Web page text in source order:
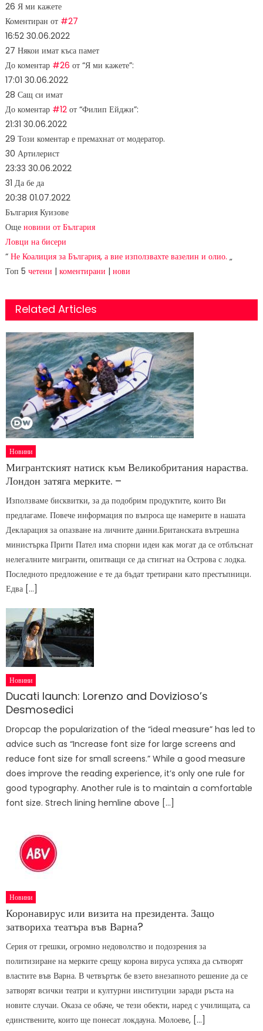
26 Я ми кажете
Коментиран от #27
16:52 30.06.2022
27 Някои имат къса памет
До коментар #26 от “Я ми кажете”:
17:01 30.06.2022
28 Сащ си имат
До коментар #12от “Филип Ейджи”:
21:31 30.06.2022
29 Този коментар е премахнат от модератор.
30 Артилерист
23:33 30.06.2022
31 Да бе да
20:38 01.07.2022
България Куизове
Още новини от България
Ловци на бисери
“ Не Коалиция за България, а вие използвахте вазелин и олио. „
Топ 5 четени | коментирани | нови
Related Articles
Новини
Мигрантският натиск към Великобритания нараства.
Лондон затяга мерките. –
Използваме бисквитки, за да подобрим продуктите, които Ви
предлагаме. Повече информация по въпроса ще намерите в нашата
Декларация за опазване на личните данни.Британската вътрешна
министърка Прити Пател има спорни идеи как могат да се отблъснат
нелегалните мигранти, опитващи се да стигнат на Острова с лодка.
Последното предложение е те да бъдат третирани като престъпници.
Едва […]
Новини
Ducati launch: Lorenzo and Dovizioso’s
Desmosedici
Dropcap the popularization of the “ideal measure” has led to
advice such as “Increase font size for large screens and
reduce font size for small screens.” While a good measure
does improve the reading experience, it’s only one rule for
good typography. Another rule is to maintain a comfortable
font size. Strech lining hemline above […]
Новини
Коронавирус или визита на президента. Защо
затвориха театъра във Варна?
Серия от грешки, огромно недоволство и подозрения за
политизиране на мерките срещу корона вируса успяха да сътворят
властите във Варна. В четвъртък бе взето внезапното решение да се
затворят всички театри и културни институции заради ръста на
новите случаи. Оказа се обаче, че тези обекти, наред с училищата, са
единствените, които ще понесат локдауна. Молоеве, […]